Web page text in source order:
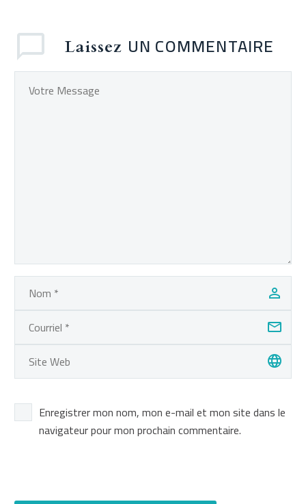
Laissez UN COMMENTAIRE
Enregistrer mon nom, mon e-mail et mon site dans le
navigateur pour mon prochain commentaire.